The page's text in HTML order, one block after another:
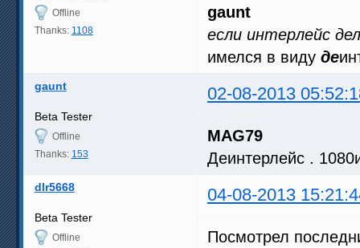
Offline
Thanks: 1108
gaunt
если интерлейс
имелся в виду де
gaunt 02-08-2013
Beta Tester
Offline
Thanks: 153
MAG79
Деинтерлейс .
dlr5668 04-08-2013
Beta Tester
Offline
Посмотрел